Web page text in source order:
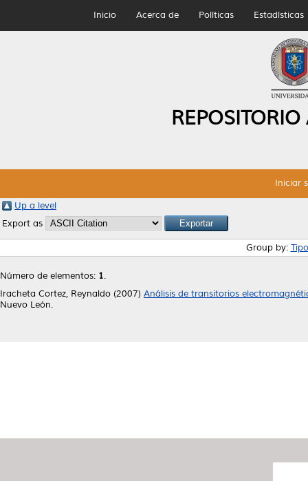
Inicio Acerca de Políticas Estadísticas
Iniciar
Up a level
Export as
Group by:
Número de elementos: 1.
Iracheta Cortez, Reynaldo (2007) Análisis de transitorios
Nuevo León.